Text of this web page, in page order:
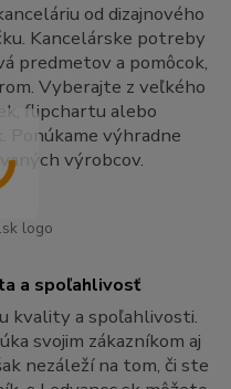
od dizajnového
Kancelárske potreby
predmetov a pomôcok,
Vyberajte z veľkého
flipchartu alebo
Ponúkame výhradne
výrobcov.
a spoľahlivosť
kvality a spoľahlivosti.
svojim zákazníkom aj
nezáleží na tom, či ste